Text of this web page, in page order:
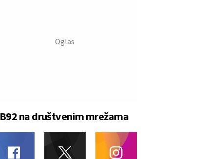
B92 na društvenim mrežama